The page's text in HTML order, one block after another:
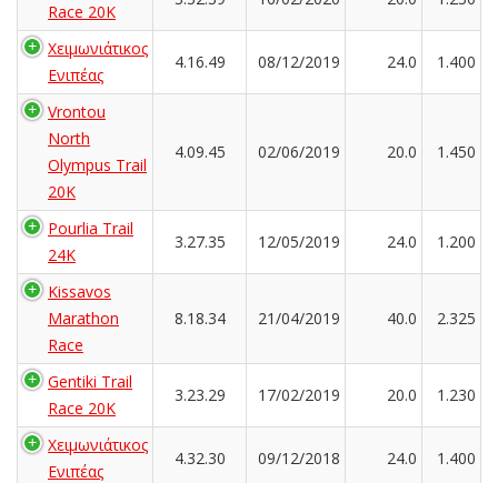
Race 20K
Χειμωνιάτικος
Ενιπέας
4.16.49 08/12/2019 24.0 1.400
Vrontou
North
Olympus Trail
20K
4.09.45 02/06/2019 20.0 1.450
Pourlia Trail
24K
3.27.35 12/05/2019 24.0 1.200
Kissavos
Marathon
Race
8.18.34 21/04/2019 40.0 2.325
Gentiki Trail
Race 20K
3.23.29 17/02/2019 20.0 1.230
Χειμωνιάτικος
Ενιπέας
4.32.30 09/12/2018 24.0 1.400